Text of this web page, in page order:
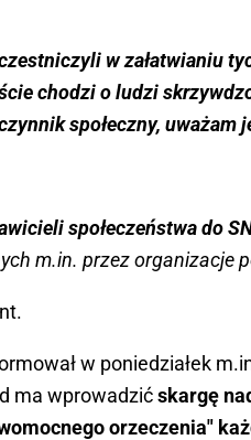
w załatwianiu
chodzi o ludzi
społeczny, uważam
społeczeństwa do
m.in. przez organizacje
w poniedziałek
ma wprowadzićskargę
orzeczenia"